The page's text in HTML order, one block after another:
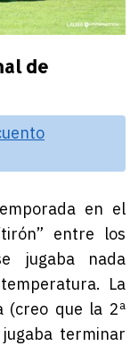
de
en el
entre los
jugaba nada
La
(creo que la 2ª
terminar